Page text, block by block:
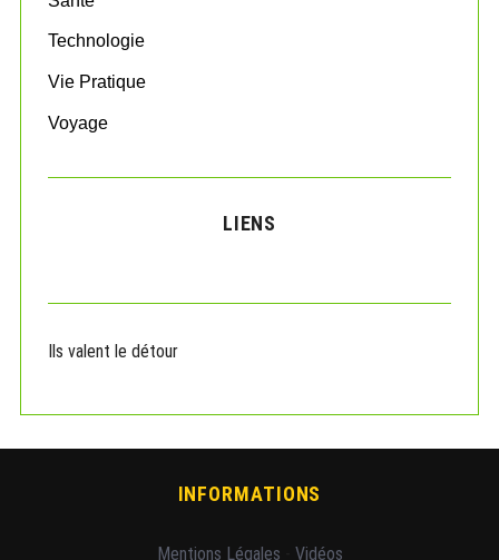
Technologie
Vie Pratique
Voyage
LIENS
Ils valent le détour
INFORMATIONS
Mentions Légales Vidéos